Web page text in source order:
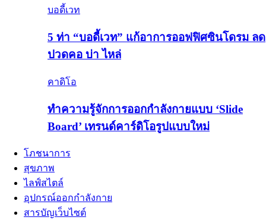
บอดี้เวท
5 ท่า “บอดี้เวท” แก้อาการออฟฟิศซินโดรม ลด
ปวดคอ บ่า ไหล่
คาดิโอ
ทำความรู้จักการออกกำลังกายแบบ ‘Slide
Board’ เทรนด์คาร์ดิโอรูปแบบใหม่
โภชนาการ
สุขภาพ
ไลฟ์สไตล์
อุปกรณ์ออกกำลังกาย
สารบัญเว็บไซต์